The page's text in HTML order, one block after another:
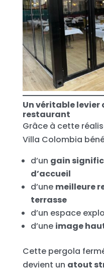
Un véritable levier
restaurant
Grâce à cette
Villa Colombia
d’un gain
d’accueil
d’une meilleure
terrasse
d’un espace
d’une image
Cette pergola
devient un atout